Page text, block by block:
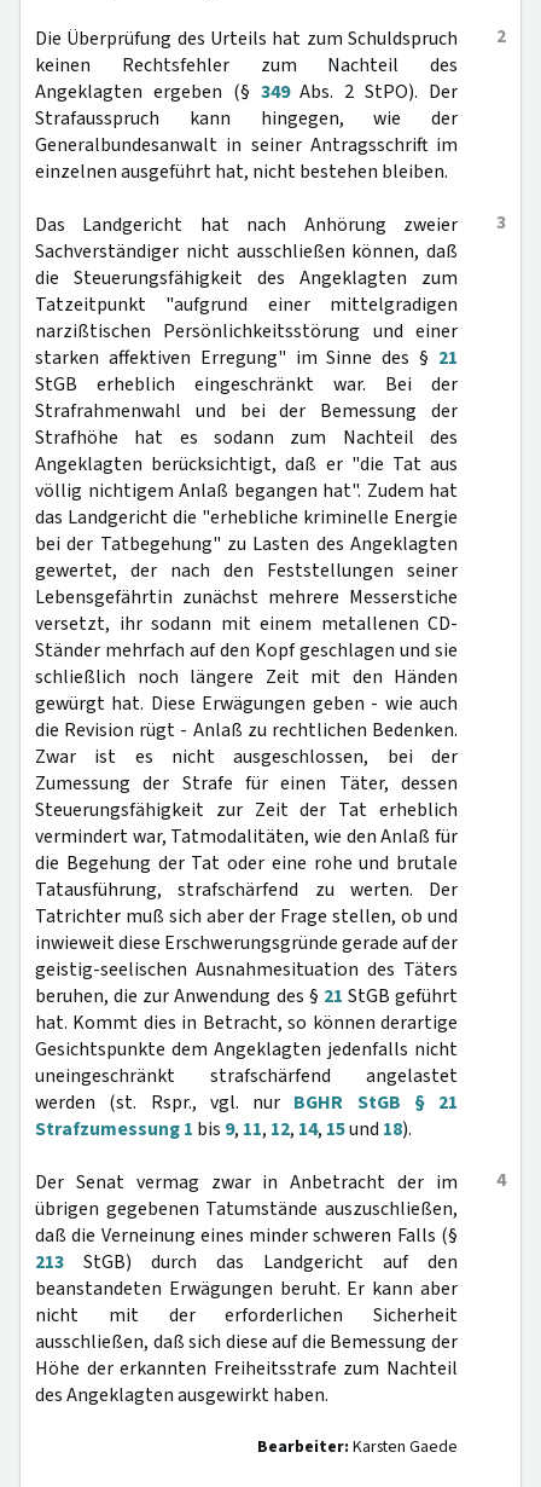
2
Die Überprüfung des Urteils hat zum Schuldspruch
keinen Rechtsfehler zum Nachteil des
Angeklagten ergeben (§ 349Abs. 2 StPO). Der
Strafausspruch kann hingegen, wie der
Generalbundesanwalt in seiner Antragsschrift im
einzelnen ausgeführt hat, nicht bestehen bleiben.
3
Das Landgericht hat nach Anhörung zweier
Sachverständiger nicht ausschließen können, daß
die Steuerungsfähigkeit des Angeklagten zum
Tatzeitpunkt "aufgrund einer mittelgradigen
narzißtischen Persönlichkeitsstörung und einer
starken affektiven Erregung" im Sinne des § 21
StGB erheblich eingeschränkt war. Bei der
Strafrahmenwahl und bei der Bemessung der
Strafhöhe hat es sodann zum Nachteil des
Angeklagten berücksichtigt, daß er "die Tat aus
völlig nichtigem Anlaß begangen hat". Zudem hat
das Landgericht die "erhebliche kriminelle Energie
bei der Tatbegehung" zu Lasten des Angeklagten
gewertet, der nach den Feststellungen seiner
Lebensgefährtin zunächst mehrere Messerstiche
versetzt, ihr sodann mit einem metallenen CD-
Ständer mehrfach auf den Kopf geschlagen und sie
schließlich noch längere Zeit mit den Händen
gewürgt hat. Diese Erwägungen geben - wie auch
die Revision rügt - Anlaß zu rechtlichen Bedenken.
Zwar ist es nicht ausgeschlossen, bei der
Zumessung der Strafe für einen Täter, dessen
Steuerungsfähigkeit zur Zeit der Tat erheblich
vermindert war, Tatmodalitäten, wie den Anlaß für
die Begehung der Tat oder eine rohe und brutale
Tatausführung, strafschärfend zu werten. Der
Tatrichter muß sich aber der Frage stellen, ob und
inwieweit diese Erschwerungsgründe gerade auf der
geistig-seelischen Ausnahmesituation des Täters
beruhen, die zur Anwendung des § 21 StGB geführt
hat. Kommt dies in Betracht, so können derartige
Gesichtspunkte dem Angeklagten jedenfalls nicht
uneingeschränkt strafschärfend angelastet
werden (st. Rspr., vgl. nur BGHR StGB § 21
Strafzumessung 1 bis 9, 11, 12, 14, 15und 18).
4
Der Senat vermag zwar in Anbetracht der im
übrigen gegebenen Tatumstände auszuschließen,
daß die Verneinung eines minder schweren Falls (§
213 StGB) durch das Landgericht auf den
beanstandeten Erwägungen beruht. Er kann aber
nicht mit der erforderlichen Sicherheit
ausschließen, daß sich diese auf die Bemessung der
Höhe der erkannten Freiheitsstrafe zum Nachteil
des Angeklagten ausgewirkt haben.
Bearbeiter: Karsten Gaede